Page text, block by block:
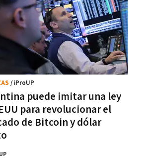
puede imitar una ley
para revolucionar el
de Bitcoin y dólar
/ iProUP